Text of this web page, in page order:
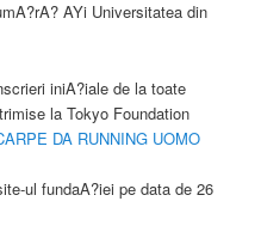
AYi Universitatea din
iniA?iale de la toate
la Tokyo Foundation
DA RUNNING UOMO
ul fundaA?iei pe data de 26